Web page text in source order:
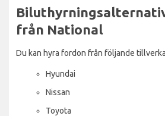
från National
Du kan hyra fordon från följande
Hyundai
Nissan
Toyota